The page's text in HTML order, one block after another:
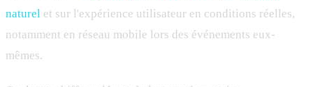
naturel et sur l'expérience utilisateur en conditions réelles,
notamment en réseau mobile lors des événements eux-
mêmes.